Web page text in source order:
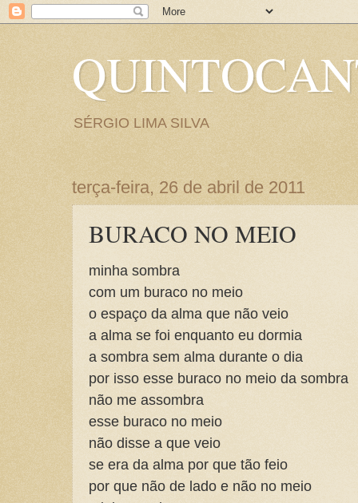
SÉRGIO LIMA SILVA
terça-feira, 26 de abril de 2011
BURACO NO MEIO
minha sombra
com um buraco no meio
o espaço da alma que não veio
a alma se foi enquanto eu dormia
a sombra sem alma durante o dia
por isso esse buraco no meio da sombra
não me assombra
esse buraco no meio
não disse a que veio
se era da alma por que tão feio
por que não de lado e não no meio